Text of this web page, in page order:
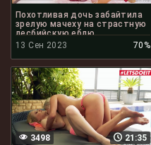
Похотливая дочь забайтила
зрелую мачеху на страстную
лесбийскую еблю
13 Сен 2023
70%
21:35
3498